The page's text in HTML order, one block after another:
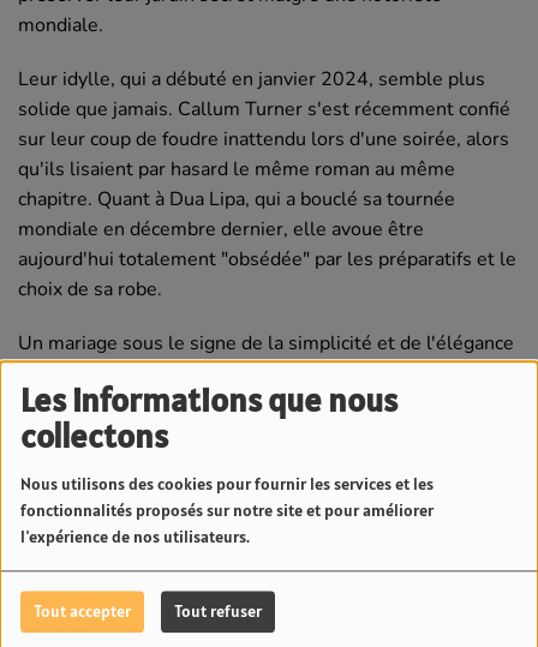
Les informations que nous
collectons
Nous utilisons des cookies pour fournir les services et les
fonctionnalités proposés sur notre site et pour améliorer
l'expérience de nos utilisateurs.
Tout accepter Tout refuser
mondiale.
Leur idylle, qui a débuté en janvier 2024, semble plus
solide que jamais. Callum Turner s'est récemment confié
sur leur coup de foudre inattendu lors d'une soirée, alors
qu'ils lisaient par hasard le même roman au même
chapitre. Quant à Dua Lipa, qui a bouclé sa tournée
mondiale en décembre dernier, elle avoue être
aujourd'hui totalement "obsédée" par les préparatifs et le
choix de sa robe.
Un mariage sous le signe de la simplicité et de l'élégance
que l'on suivra de près sur 23.6 Radio !
Crédits Photos : TheImageDirect/Bestimage
Voir aussi